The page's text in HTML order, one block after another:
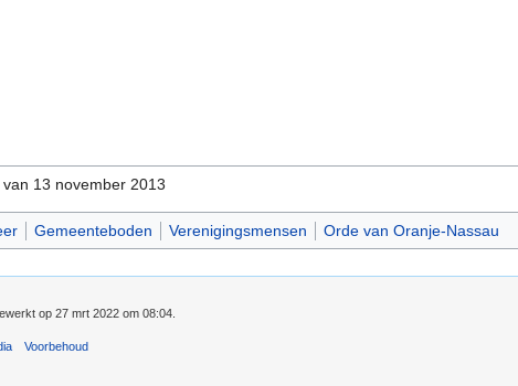
van 13 november 2013
Gemeenteboden Verenigingsmensen Orde van Oranje-Nassau
op 27 mrt 2022 om 08:04.
Voorbehoud